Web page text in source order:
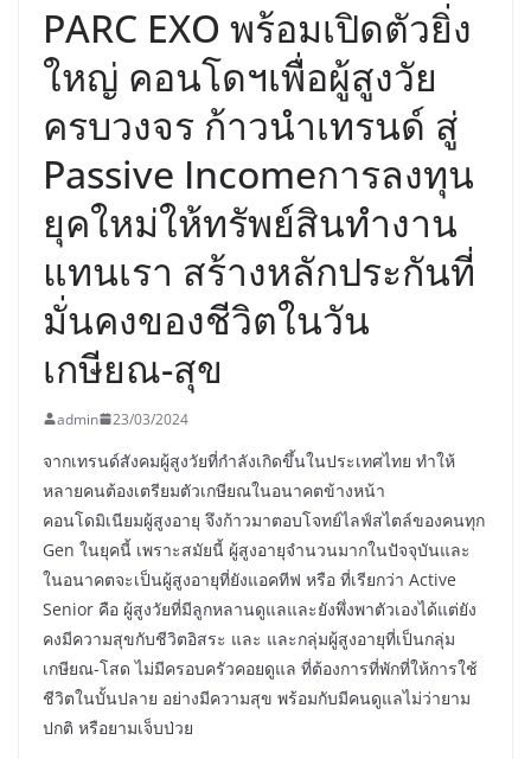
PARC EXO พร้อมเปิดตัวยิ่ง
ใหญ่ คอนโดฯเพื่อผู้สูงวัย
ครบวงจร ก้าวนำเทรนด์ สู่
Passive Incomeการลงทุน
ยุคใหม่ให้ทรัพย์สินทำงาน
แทนเรา สร้างหลักประกันที่
มั่นคงของชีวิตในวัน
เกษียณ-สุข
admin 23/03/2024
จากเทรนด์สังคมผู้สูงวัยที่กำลังเกิดขึ้นในประเทศไทย ทำให้
หลายคนต้องเตรียมตัวเกษียณในอนาคตข้างหน้า
คอนโดมิเนียมผู้สูงอายุ จึงก้าวมาตอบโจทย์ไลฟ์สไตล์ของคนทุก
Gen ในยุคนี้ เพราะสมัยนี้ ผู้สูงอายุจำนวนมากในปัจจุบันและ
ในอนาคตจะเป็นผู้สูงอายุที่ยังแอคทีฟ หรือ ที่เรียกว่า Active
Senior คือ ผู้สูงวัยที่มีลูกหลานดูแลและยังพึ่งพาตัวเองได้แต่ยัง
คงมีความสุขกับชีวิตอิสระ และ และกลุ่มผู้สูงอายุที่เป็นกลุ่ม
เกษียณ-โสด ไม่มีครอบครัวคอยดูแล ที่ต้องการที่พักที่ให้การใช้
ชีวิตในบั้นปลาย อย่างมีความสุข พร้อมกับมีคนดูแลไม่ว่ายาม
ปกติ หรือยามเจ็บป่วย